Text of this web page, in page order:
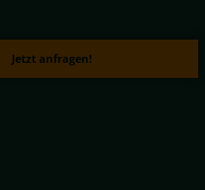
Jetzt anfragen!